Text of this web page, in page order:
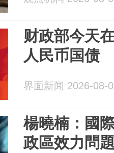
财政部今天
人民币国债
界面新闻 2026-08-
楊曉楠：國
政區效力問